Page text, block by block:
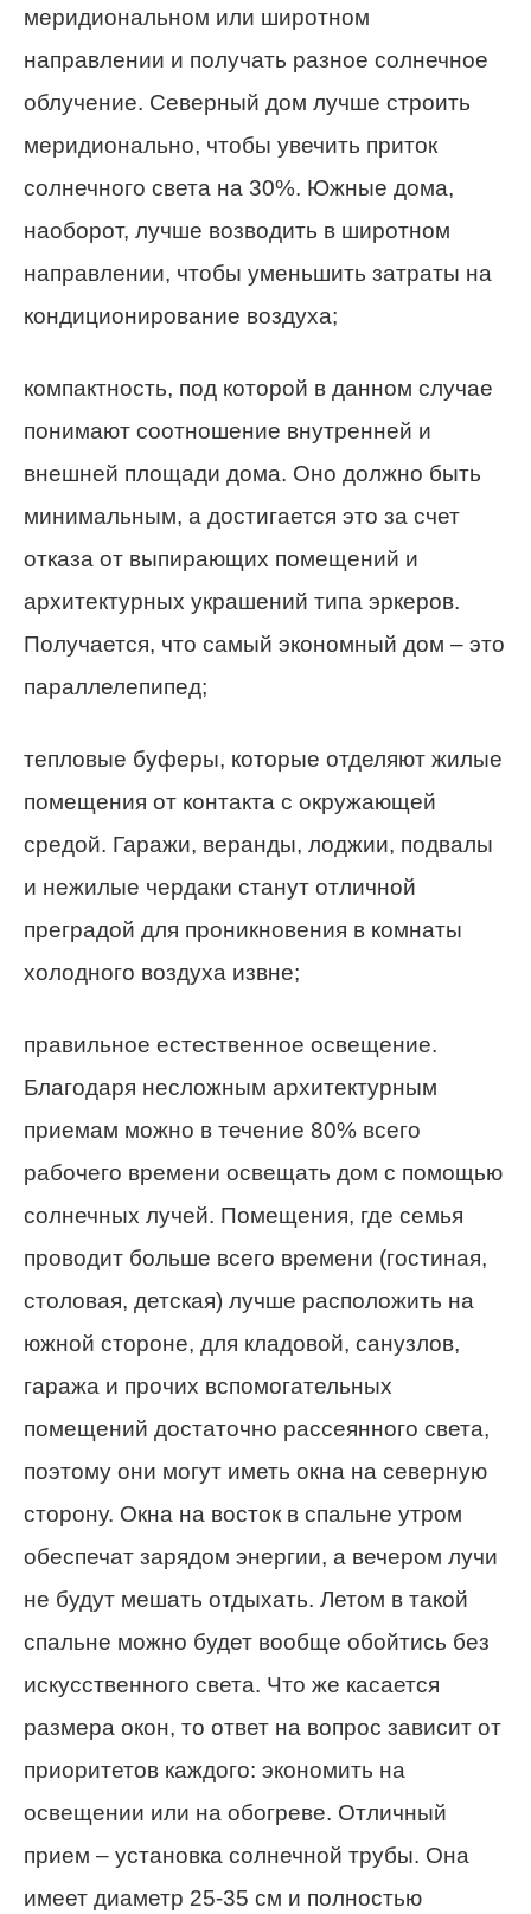
меридиональном или широтном
направлении и получать разное солнечное
облучение. Северный дом лучше строить
меридионально, чтобы увечить приток
солнечного света на 30%. Южные дома,
наоборот, лучше возводить в широтном
направлении, чтобы уменьшить затраты на
кондиционирование воздуха;
компактность, под которой в данном случае
понимают соотношение внутренней и
внешней площади дома. Оно должно быть
минимальным, а достигается это за счет
отказа от выпирающих помещений и
архитектурных украшений типа эркеров.
Получается, что самый экономный дом – это
параллелепипед;
тепловые буферы, которые отделяют жилые
помещения от контакта с окружающей
средой. Гаражи, веранды, лоджии, подвалы
и нежилые чердаки станут отличной
преградой для проникновения в комнаты
холодного воздуха извне;
правильное естественное освещение.
Благодаря несложным архитектурным
приемам можно в течение 80% всего
рабочего времени освещать дом с помощью
солнечных лучей. Помещения, где семья
проводит больше всего времени (гостиная,
столовая, детская) лучше расположить на
южной стороне, для кладовой, санузлов,
гаража и прочих вспомогательных
помещений достаточно рассеянного света,
поэтому они могут иметь окна на северную
сторону. Окна на восток в спальне утром
обеспечат зарядом энергии, а вечером лучи
не будут мешать отдыхать. Летом в такой
спальне можно будет вообще обойтись без
искусственного света. Что же касается
размера окон, то ответ на вопрос зависит от
приоритетов каждого: экономить на
освещении или на обогреве. Отличный
прием – установка солнечной трубы. Она
имеет диаметр 25-35 см и полностью